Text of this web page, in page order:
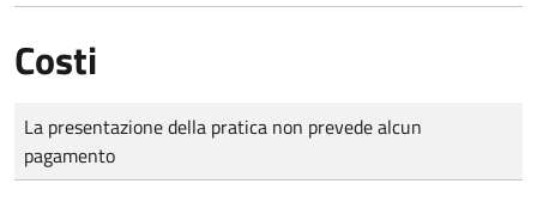
Costi
Tipo di pagamento
Importo
La presentazione della pratica non prevede alcun
pagamento